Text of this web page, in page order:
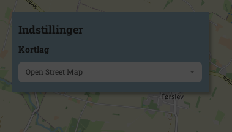
Indstillinger
Kortlag
Open Street Map